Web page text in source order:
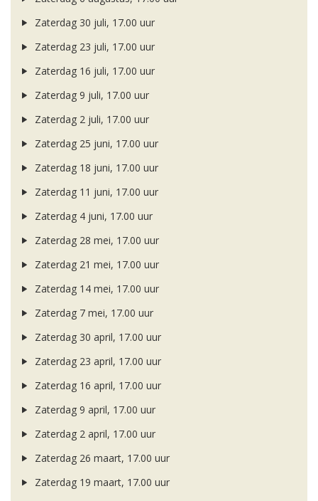
Zaterdag 30 juli, 17.00 uur
Zaterdag 23 juli, 17.00 uur
Zaterdag 16 juli, 17.00 uur
Zaterdag 9 juli, 17.00 uur
Zaterdag 2 juli, 17.00 uur
Zaterdag 25 juni, 17.00 uur
Zaterdag 18 juni, 17.00 uur
Zaterdag 11 juni, 17.00 uur
Zaterdag 4 juni, 17.00 uur
Zaterdag 28 mei, 17.00 uur
Zaterdag 21 mei, 17.00 uur
Zaterdag 14 mei, 17.00 uur
Zaterdag 7 mei, 17.00 uur
Zaterdag 30 april, 17.00 uur
Zaterdag 23 april, 17.00 uur
Zaterdag 16 april, 17.00 uur
Zaterdag 9 april, 17.00 uur
Zaterdag 2 april, 17.00 uur
Zaterdag 26 maart, 17.00 uur
Zaterdag 19 maart, 17.00 uur